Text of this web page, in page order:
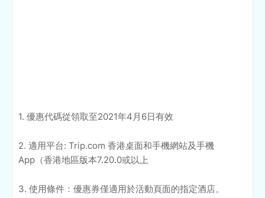
1. 優惠代碼從領取至2021年4月6日有效
2. 適用平台: Trip.com 香港桌面和手機網站及手機
App（香港地區版本7.20.0或以上
3. 使用條件：優惠券僅適用於活動頁面的指定酒店。